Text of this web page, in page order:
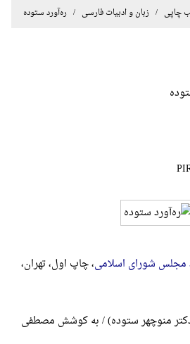
چاپی /زبان و ادبیات فارسی / ره‌آورد ستوده
مجلس شورای اسلامی، چاپ اول، تهران،
دکتر منوچهر ستوده) / به کوشش مصطفی